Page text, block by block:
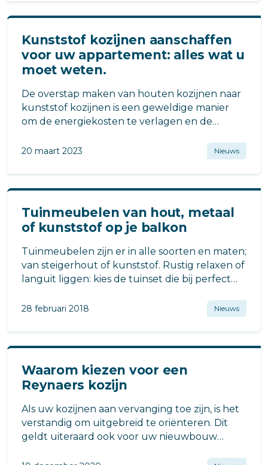
Kunststof kozijnen aanschaffen
voor uw appartement: alles wat u
moet weten.
De overstap maken van houten kozijnen naar
kunststof kozijnen is een geweldige manier
om de energiekosten te verlagen en de
verbeteren.
20 maart 2023 Nieuws
Tuinmeubelen van hout, metaal
of kunststof op je balkon
Tuinmeubelen zijn er in alle soorten en maten;
van steigerhout of kunststof. Rustig relaxen of
languit liggen: kies de tuinset die bij perfect
28 februari 2018 Nieuws
Waarom kiezen voor een
Reynaers kozijn
Als uw kozijnen aan vervanging toe zijn, is het
verstandig om uitgebreid te oriënteren. Dit
geldt uiteraard ook voor uw nieuwbouw